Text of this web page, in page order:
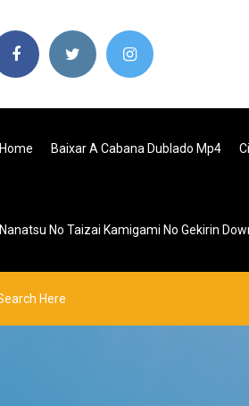
Home Baixar A Cabana Dublado Mp4
Nanatsu No Taizai Kamigami No Gekirin